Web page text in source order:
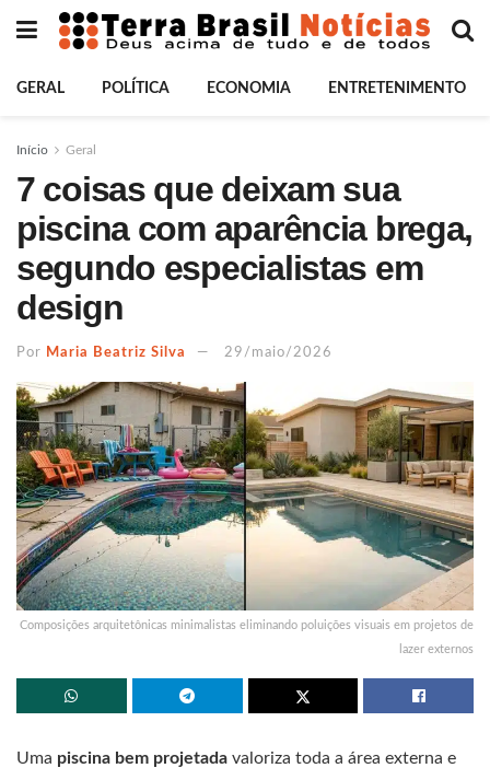
GERAL POLÍTICA ECONOMIA ENTRETENIMENTO
Início Geral
7 coisas que deixam sua
piscina com aparência brega,
segundo especialistas em
design
Por Maria Beatriz Silva 29/maio/2026
Composições arquitetônicas minimalistas eliminando poluições visuais em projetos de
lazer externos
Uma piscina bem projetada valoriza toda a área externa e